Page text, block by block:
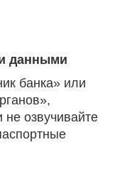
данными
банка» или
озвучивайте